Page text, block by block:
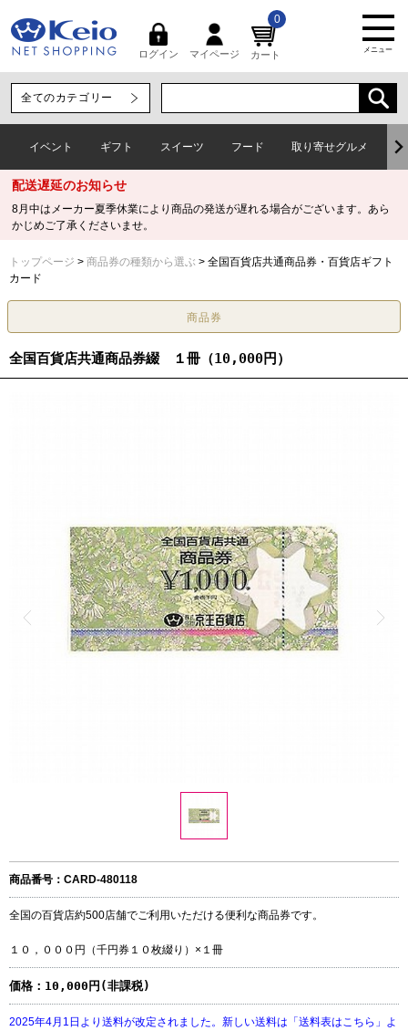
ログイン マイページ カート
0
メニュー
イベント ギフト スイーツ フード 取り寄せグルメ
配送遅延のお知らせ
8月中はメーカー夏季休業により商品の発送が遅れる場合がございます。あら
かじめご了承くださいませ。
トップページ 商品券の種類から選ぶ
全国百貨店共通商品券・百貨店ギフト
カード
全国百貨店共通商品券綴 １冊（10,000円）
商品番号：CARD-480118
全国の百貨店約500店舗でご利用いただける便利な商品券です。
１０，０００円（千円券１０枚綴り）×１冊
価格： 10,000円(非課税)
2025年4月1日より送料が改定されました。新しい送料は「送料表はこちら」よ